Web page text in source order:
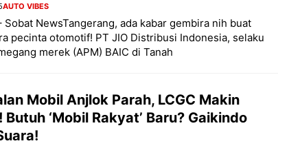
AUTO VIBES
Sobat NewsTangerang, ada kabar gembira nih buat
pecinta otomotif! PT JIO Distribusi Indonesia, selaku
merek (APM) BAIC di Tanah
Mobil Anjlok Parah, LCGC Makin
Butuh ‘Mobil Rakyat’ Baru? Gaikindo